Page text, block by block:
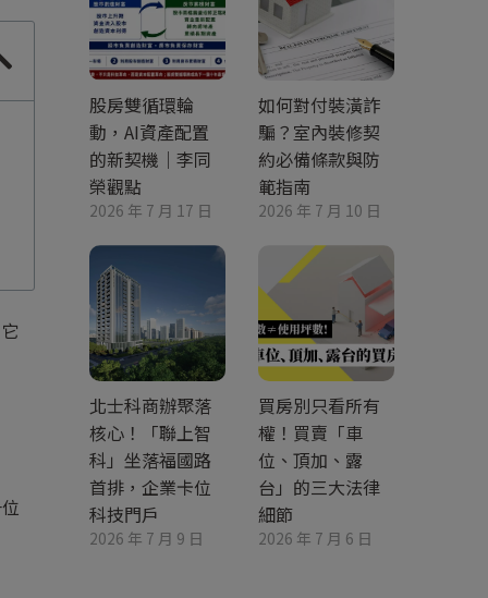
股房雙循環輪
動，AI資產配置
的新契機｜李同
榮觀點
2026 年 7 月 17 日
如何對付裝潢詐
騙？室內裝修契
約必備條款與防
範指南
2026 年 7 月 10 日
北士科商辦聚落
核心！「聯上智
科」坐落福國路
首排，企業卡位
科技門戶
2026 年 7 月 9 日
買房別只看所有
權！買賣「車
位、頂加、露
台」的三大法律
細節
2026 年 7 月 6 日